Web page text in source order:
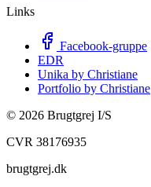
Links
Facebook-gruppe
EDR
Unika by Christiane
Portfolio by Christiane
© 2026 Brugtgrej I/S
CVR 38176935
brugtgrej.dk